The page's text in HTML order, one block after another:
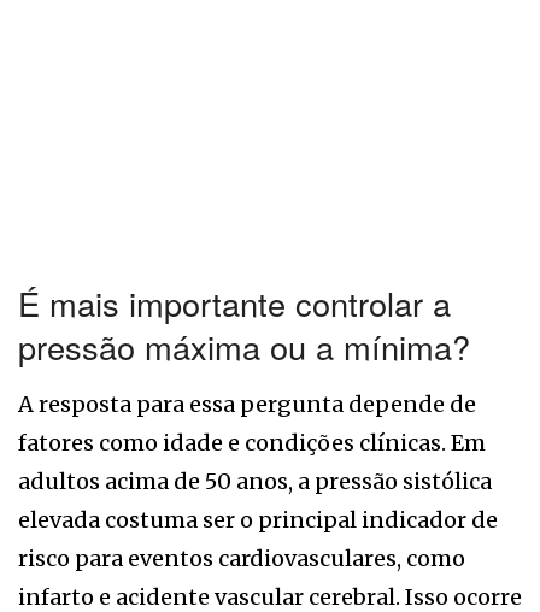
É mais importante controlar a
pressão máxima ou a mínima?
A resposta para essa pergunta depende de
fatores como idade e condições clínicas. Em
adultos acima de 50 anos, a pressão sistólica
elevada costuma ser o principal indicador de
risco para eventos cardiovasculares, como
infarto e acidente vascular cerebral. Isso ocorre